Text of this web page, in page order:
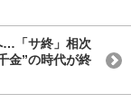
…「サ終」相次
金”の時代が終